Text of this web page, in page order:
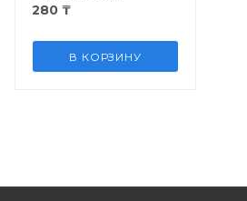
280 ₸
В КОРЗИНУ